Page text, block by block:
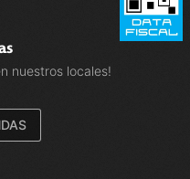
nuestros locales!